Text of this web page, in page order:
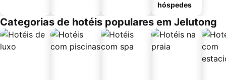
hóspedes
Categorias de hotéis populares em Jelutong